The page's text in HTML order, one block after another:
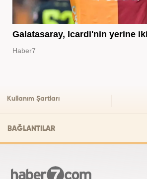
Galatasaray, Icardi'nin yerine
Haber7
Kullanım Şartları
BAĞLANTILAR